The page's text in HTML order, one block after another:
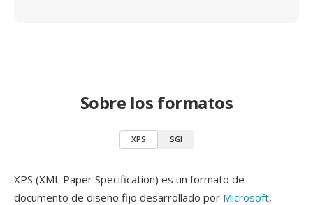
Sobre los formatos
XPS SGI
XPS (XML Paper Specification) es un formato de
documento de diseño fijo desarrollado por Microsoft,